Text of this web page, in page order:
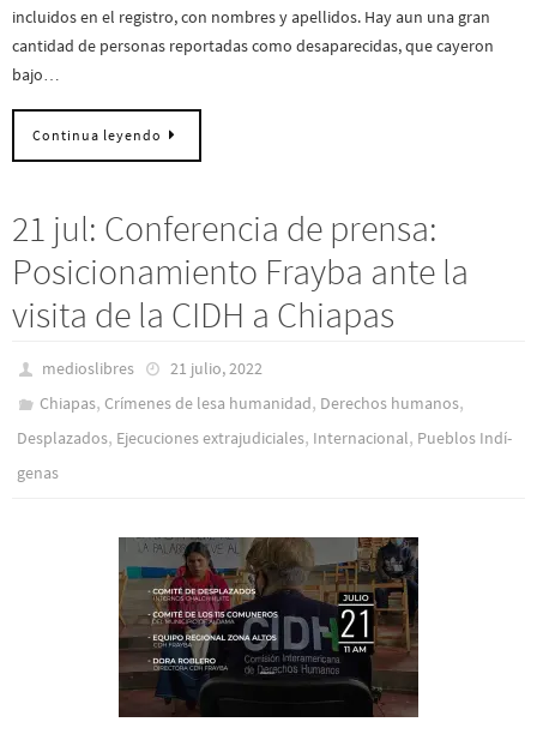
incluidos en el registro, con nombres y apellidos. Hay aun una gran
cantidad de personas reportadas como desaparecidas, que cayeron
bajo…
Continua leyendo
21 jul: Conferencia de prensa:
Posicionamiento Frayba ante la
visita de la CIDH a Chiapas
medioslibres
21 julio, 2022
Chiapas,Crímenes de lesa humanidad, Derechos humanos,
Desplazados, Ejecuciones extrajudiciales, Internacional, Pueblos Indí­
genas